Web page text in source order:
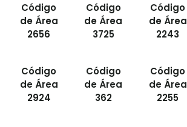
Código
de Área
2656
Código
de Área
3725
Código
de Área
2243
Código
de Área
2924
Código
de Área
362
Código
de Área
2255